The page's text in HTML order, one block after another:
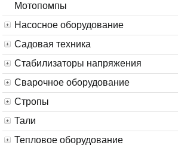
Мотопомпы
Насосное оборудование
Садовая техника
Стабилизаторы напряжения
Сварочное оборудование
Стропы
Тали
Тепловое оборудование